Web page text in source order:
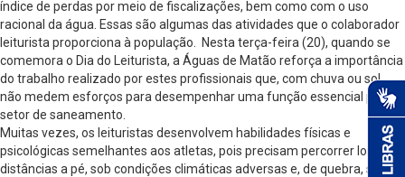
índice de perdas por meio de fiscalizações, bem como com o uso
racional da água. Essas são algumas das atividades que o colaborador
leiturista proporciona à população. Nesta terça-feira (20), quando se
comemora o Dia do Leiturista, a Águas de Matão reforça a importância
do trabalho realizado por estes profissionais que, com chuva ou sol,
não medem esforços para desempenhar uma função essencial para o
setor de saneamento.
Muitas vezes, os leituristas desenvolvem habilidades físicas e
psicológicas semelhantes aos atletas, pois precisam percorrer longas
distâncias a pé, sob condições climáticas adversas e, de quebra, se